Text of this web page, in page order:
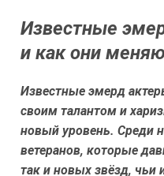
Известные
и как они
Известные эмерд
своим талантом и
новый уровень. Среди
ветеранов, которые
так и новых звёзд, чьи